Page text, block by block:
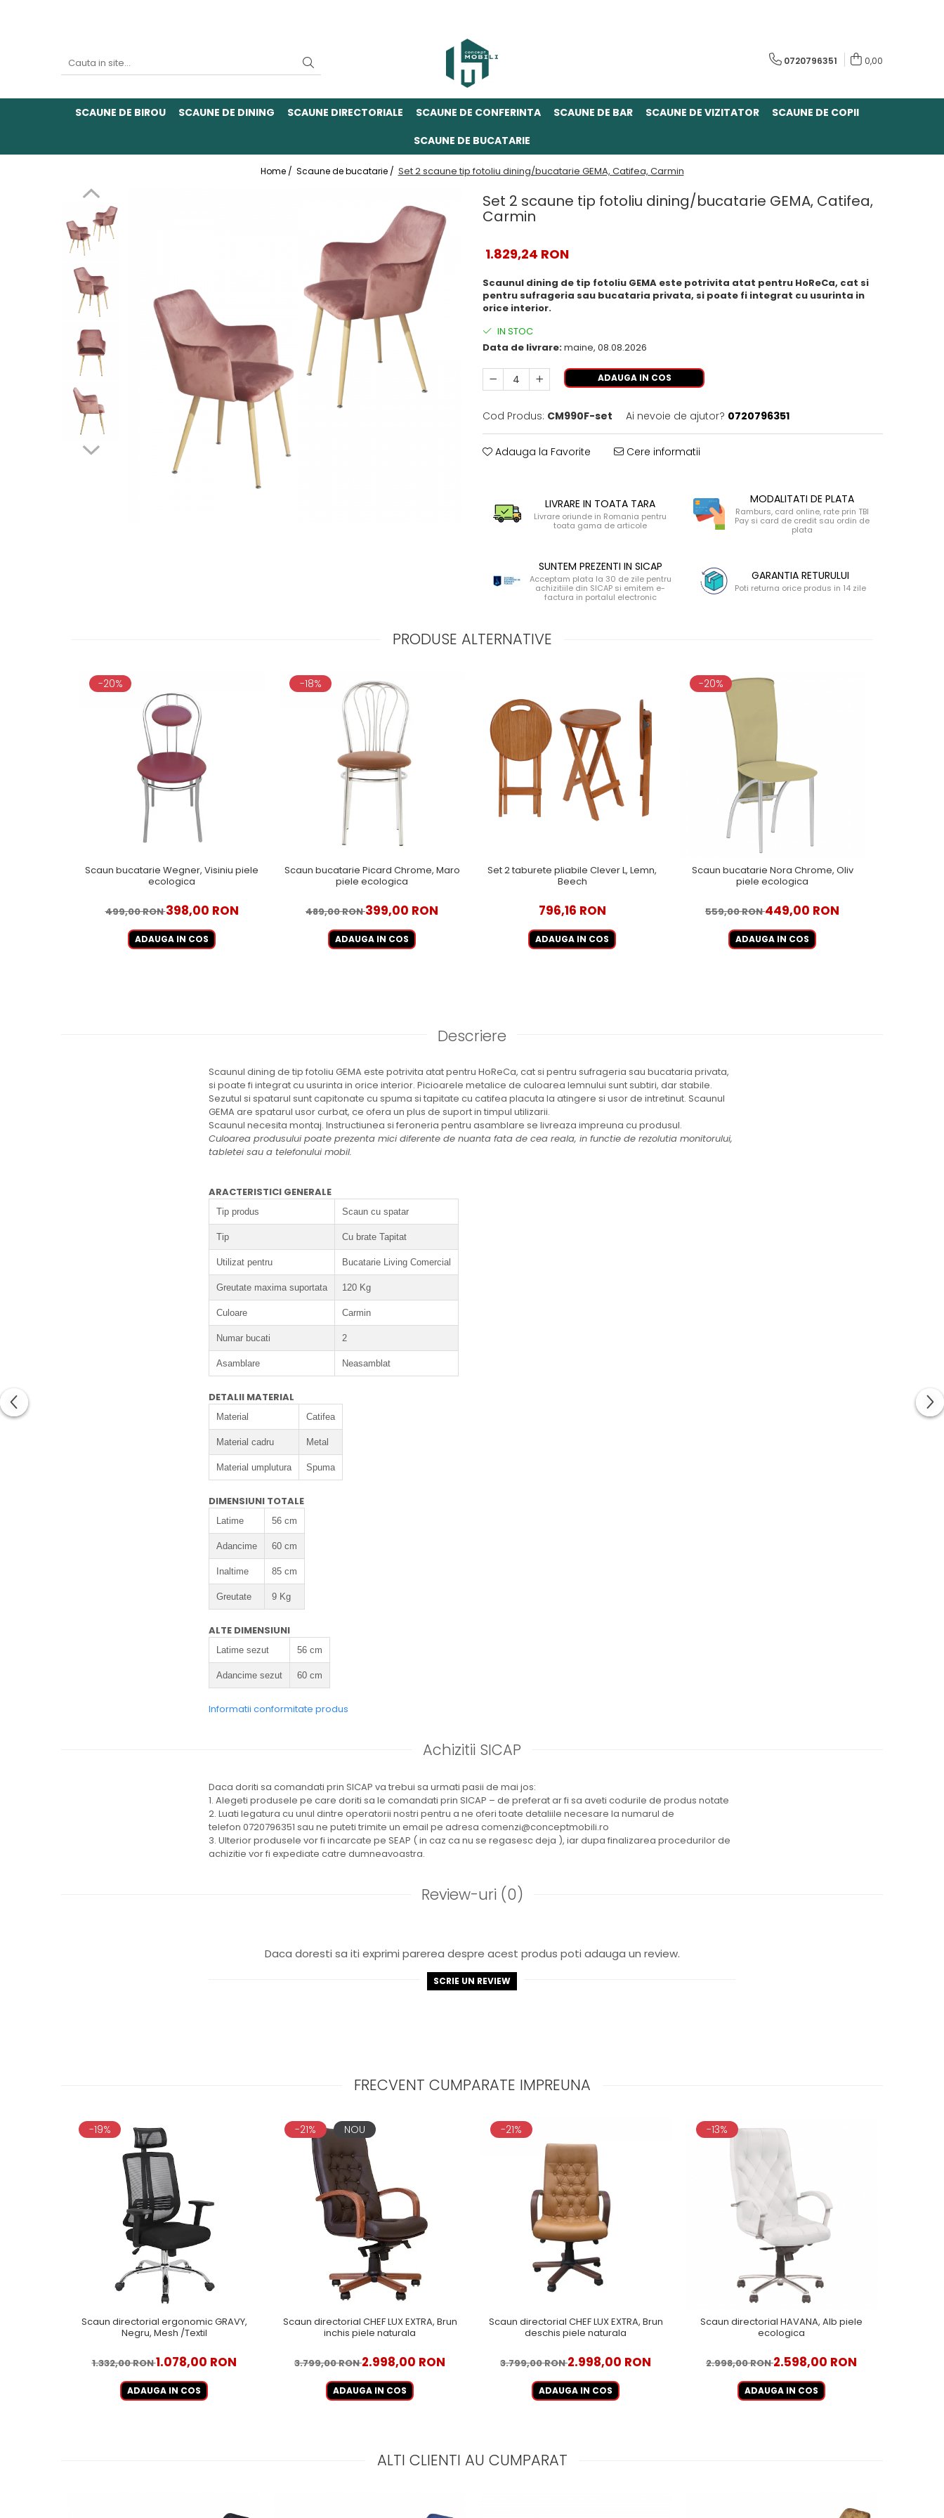
0720796351 0,00
SCAUNE DE BIROU SCAUNE DE DINING SCAUNE DIRECTORIALE SCAUNE DE CONFERINTA SCAUNE DE BAR SCAUNE DE VIZITATOR
SCAUNE DE COPII
SCAUNE DE BUCATARIE
Home / Scaune de bucatarie / Set 2 scaune tip fotoliu dining/bucatarie GEMA, Catifea, Carmin
Set 2 scaune tip fotoliu dining/bucatarie GEMA, Catifea,
Carmin
1.829,24 RON
Scaunul dining de tip fotoliu GEMA este potrivita atat pentru HoReCa, cat si
pentru sufrageria sau bucataria privata, si poate fi integrat cu usurinta in
orice interior.
IN STOC
Data de livrare:maine, 08.08.2026
ADAUGA IN COS
Cod Produs: CM990F-set Ai nevoie de ajutor? 0720796351
Adauga la Favorite Cere informatii
LIVRARE IN TOATA TARA
Livrare oriunde in Romania pentru
toata gama de articole
MODALITATI DE PLATA
Ramburs, card online, rate prin TBI
Pay si card de credit sau ordin de
plata
SUNTEM PREZENTI IN SICAP
Acceptam plata la 30 de zile pentru
achizitiile din SICAP si emitem e-
factura in portalul electronic
GARANTIA RETURULUI
Poti returna orice produs in 14 zile
PRODUSE ALTERNATIVE
-20%
Scaun bucatarie Wegner, Visiniu piele
ecologica
499,00 RON398,00 RON
ADAUGA IN COS
-18%
Scaun bucatarie Picard Chrome, Maro
piele ecologica
489,00 RON399,00 RON
ADAUGA IN COS
Set 2 taburete pliabile Clever L, Lemn,
Beech
796,16 RON
ADAUGA IN COS
-20%
Scaun bucatarie Nora Chrome, Oliv
piele ecologica
559,00 RON449,00 RON
ADAUGA IN COS
Descriere
Scaunul dining de tip fotoliu GEMA este potrivita atat pentru HoReCa, cat si pentru sufrageria sau bucataria privata,
si poate fi integrat cu usurinta in orice interior. Picioarele metalice de culoarea lemnului sunt subtiri, dar stabile.
Sezutul si spatarul sunt capitonate cu spuma si tapitate cu catifea placuta la atingere si usor de intretinut. Scaunul
GEMA are spatarul usor curbat, ce ofera un plus de suport in timpul utilizarii.
Scaunul necesita montaj. Instructiunea si feroneria pentru asamblare se livreaza impreuna cu produsul.
Culoarea produsului poate prezenta mici diferente de nuanta fata de cea reala, in functie de rezolutia monitorului,
tabletei sau a telefonului mobil.
ARACTERISTICI GENERALE
Tip produs Scaun cu spatar
Tip Cu brate Tapitat
Utilizat pentru Bucatarie Living Comercial
Greutate maxima suportata 120 Kg
Culoare Carmin
Numar bucati 2
Asamblare Neasamblat
DETALII MATERIAL
Material Catifea
Material cadru Metal
Material umplutura Spuma
DIMENSIUNI TOTALE
Latime 56 cm
Adancime 60 cm
Inaltime 85 cm
Greutate 9 Kg
ALTE DIMENSIUNI
Latime sezut 56 cm
Adancime sezut 60 cm
Informatii conformitate produs
Achizitii SICAP
Daca doriti sa comandati prin SICAP va trebui sa urmati pasii de mai jos:
1. Alegeti produsele pe care doriti sa le comandati prin SICAP – de preferat ar fi sa aveti codurile de produs notate
2. Luati legatura cu unul dintre operatorii nostri pentru a ne oferi toate detaliile necesare la numarul de
telefon 0720796351 sau ne puteti trimite un email pe adresa comenzi@conceptmobili.ro
3. Ulterior produsele vor fi incarcate pe SEAP ( in caz ca nu se regasesc deja ), iar dupa finalizarea procedurilor de
achizitie vor fi expediate catre dumneavoastra.
Review-uri (0)
Daca doresti sa iti exprimi parerea despre acest produs poti adauga un review.
SCRIE UN REVIEW
FRECVENT CUMPARATE IMPREUNA
-19%
Scaun directorial ergonomic GRAVY,
Negru, Mesh /Textil
1.332,00 RON1.078,00 RON
ADAUGA IN COS
-21% NOU
Scaun directorial CHEF LUX EXTRA, Brun
inchis piele naturala
3.799,00 RON2.998,00 RON
ADAUGA IN COS
-21%
Scaun directorial CHEF LUX EXTRA, Brun
deschis piele naturala
3.799,00 RON2.998,00 RON
ADAUGA IN COS
-13%
Scaun directorial HAVANA, Alb piele
ecologica
2.998,00 RON2.598,00 RON
ADAUGA IN COS
ALTI CLIENTI AU CUMPARAT